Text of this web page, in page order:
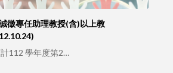
徵專任助理教授(含)以上教
112 學年度第2…